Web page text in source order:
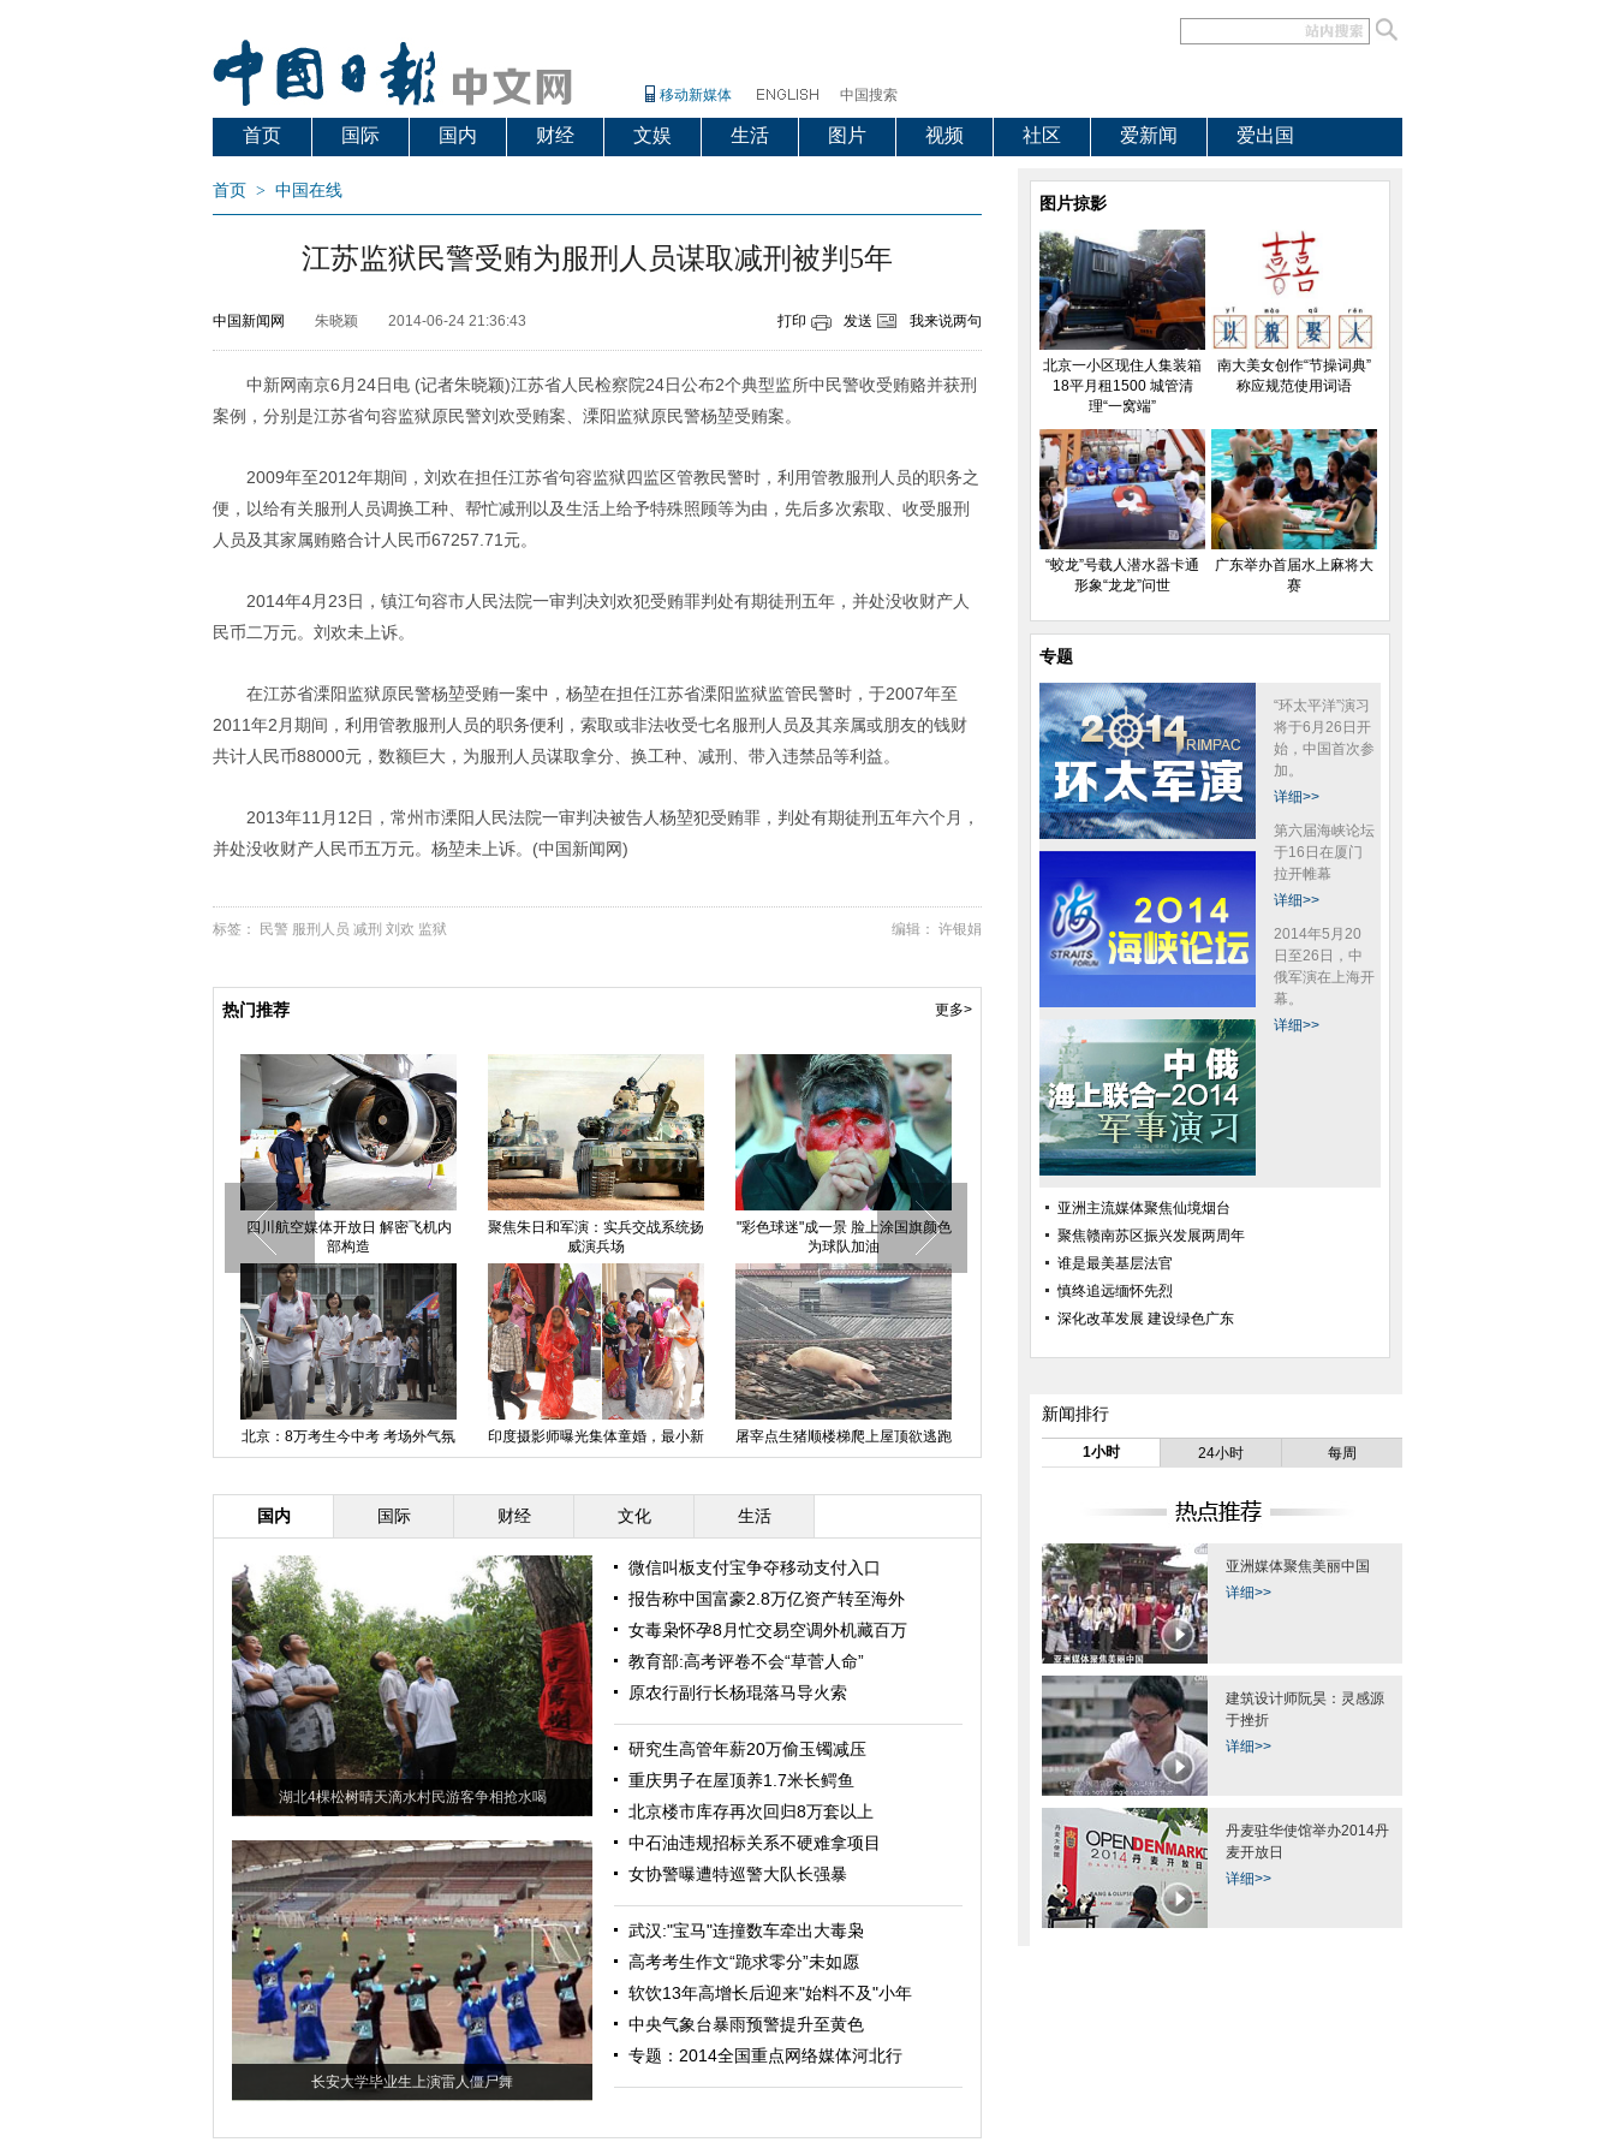
移动新媒体 中国搜索
首页 国际 国内 财经 文娱 生活 图片 视频 社区 爱新闻 爱出国
首页 > 中国在线
江苏监狱民警受贿为服刑人员谋取减刑被判5年
中国新闻网 朱晓颖 2014-06-24 21:36:43 打印 发送 我来说两句
中新网南京6月24日电 (记者朱晓颖)江苏省人民检察院24日公布2个典型监所中民警收受贿赂并获刑
案例，分别是江苏省句容监狱原民警刘欢受贿案、溧阳监狱原民警杨堃受贿案。
2009年至2012年期间，刘欢在担任江苏省句容监狱四监区管教民警时，利用管教服刑人员的职务之
便，以给有关服刑人员调换工种、帮忙减刑以及生活上给予特殊照顾等为由，先后多次索取、收受服刑
人员及其家属贿赂合计人民币67257.71元。
2014年4月23日，镇江句容市人民法院一审判决刘欢犯受贿罪判处有期徒刑五年，并处没收财产人
民币二万元。刘欢未上诉。
在江苏省溧阳监狱原民警杨堃受贿一案中，杨堃在担任江苏省溧阳监狱监管民警时，于2007年至
2011年2月期间，利用管教服刑人员的职务便利，索取或非法收受七名服刑人员及其亲属或朋友的钱财
共计人民币88000元，数额巨大，为服刑人员谋取拿分、换工种、减刑、带入违禁品等利益。
2013年11月12日，常州市溧阳人民法院一审判决被告人杨堃犯受贿罪，判处有期徒刑五年六个月，
并处没收财产人民币五万元。杨堃未上诉。(中国新闻网)
编辑： 许银娟
标签： 民警 服刑人员 减刑 刘欢 监狱
热门推荐 更多>
四川航空媒体开放日 解密飞机内
部构造
聚焦朱日和军演：实兵交战系统扬
威演兵场
"彩色球迷"成一景 脸上涂国旗颜色
为球队加油
北京：8万考生今中考 考场外气氛
轻松
印度摄影师曝光集体童婚，最小新
娘仅7岁。
屠宰点生猪顺楼梯爬上屋顶欲逃跑
重庆爱狗人士为养狗欠下70万债
务
女星扮足球宝贝助阵世界杯[组图]
探险家在越南发生大洞穴 内生雨
林河道
印尼动物园老虎游泳冲凉 大爪划
水像模像样
国内 国际 财经 文化 生活
湖北4棵松树晴天滴水村民游客争相抢水喝
长安大学毕业生上演雷人僵尸舞
微信叫板支付宝争夺移动支付入口
报告称中国富豪2.8万亿资产转至海外
女毒枭怀孕8月忙交易空调外机藏百万
教育部:高考评卷不会“草菅人命”
原农行副行长杨琨落马导火索
研究生高管年薪20万偷玉镯减压
重庆男子在屋顶养1.7米长鳄鱼
北京楼市库存再次回归8万套以上
中石油违规招标关系不硬难拿项目
女协警曝遭特巡警大队长强暴
武汉:"宝马"连撞数车牵出大毒枭
高考考生作文“跪求零分”未如愿
软饮13年高增长后迎来"始料不及"小年
中央气象台暴雨预警提升至黄色
专题：2014全国重点网络媒体河北行
图片掠影
北京一小区现住人集装箱
18平月租1500 城管清
理“一窝端”
南大美女创作“节操词典”
称应规范使用词语
“蛟龙”号载人潜水器卡通
形象“龙龙”问世
广东举办首届水上麻将大
赛
专题
“环太平洋”演习
将于6月26日开
始，中国首次参
加。
详细>>
第六届海峡论坛
于16日在厦门
拉开帷幕
详细>>
2014年5月20
日至26日，中
俄军演在上海开
幕。
详细>>
亚洲主流媒体聚焦仙境烟台
聚焦赣南苏区振兴发展两周年
谁是最美基层法官
慎终追远缅怀先烈
深化改革发展 建设绿色广东
新闻排行
1小时 24小时 每周
亚洲媒体聚焦美丽中国
详细>>
建筑设计师阮昊：灵感源
于挫折
详细>>
丹麦驻华使馆举办2014丹
麦开放日
详细>>